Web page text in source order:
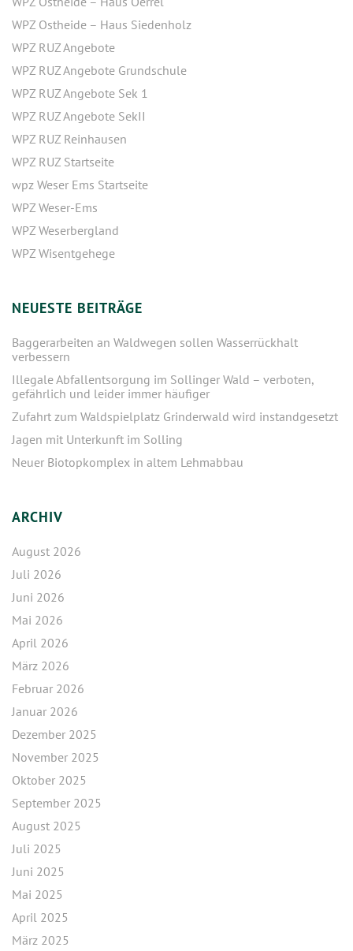
WPZ Ostheide – Haus Siedenholz
WPZ RUZ Angebote
WPZ RUZ Angebote Grundschule
WPZ RUZ Angebote Sek 1
WPZ RUZ Angebote SekII
WPZ RUZ Reinhausen
WPZ RUZ Startseite
wpz Weser Ems Startseite
WPZ Weser-Ems
WPZ Weserbergland
WPZ Wisentgehege
NEUESTE BEITRÄGE
Baggerarbeiten an Waldwegen sollen Wasserrückhalt
verbessern
Illegale Abfallentsorgung im Sollinger Wald – verboten,
gefährlich und leider immer häufiger
Zufahrt zum Waldspielplatz Grinderwald wird instandgesetzt
Jagen mit Unterkunft im Solling
Neuer Biotopkomplex in altem Lehmabbau
ARCHIV
August 2026
Juli 2026
Juni 2026
Mai 2026
April 2026
März 2026
Februar 2026
Januar 2026
Dezember 2025
November 2025
Oktober 2025
September 2025
August 2025
Juli 2025
Juni 2025
Mai 2025
April 2025
März 2025